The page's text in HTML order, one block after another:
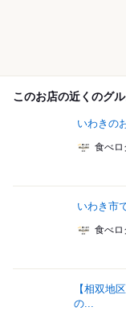
このお店の近くのグ
いわきの
食べロ
いわき市
食べロ
【相双地
の...